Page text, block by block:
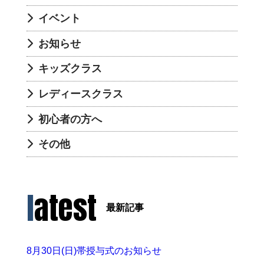
イベント
お知らせ
キッズクラス
レディースクラス
初心者の方へ
その他
latest 最新記事
8月30日(日)帯授与式のお知らせ